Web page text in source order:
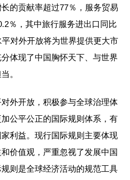
的贡献率超过77％，服务贸易
％，其中旅行服务进出口同比
对外开放将为世界提供更大市
体现了中国胸怀天下、与世界
。
外开放，积极参与全球治理体
公平公正的国际规则体系，有
利益。现行国际规则主要体现
价值观，严重忽视了发展中国
则是全球经济活动的规范工具